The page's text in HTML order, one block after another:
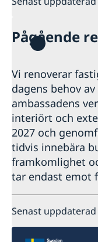
Pågående
Vi renoverar
dagens behov
ambassadens
interiört och
2027 och
tidvis innebära
framkomlighet
tar endast emot
Senast uppdaterad